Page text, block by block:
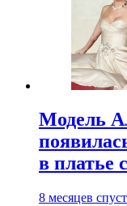
Модель
в платье
8 месяцев